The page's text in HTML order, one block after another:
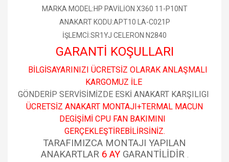
MARKA MODEL:HP PAVİLİON X360 11-P10NT
ANAKART KODU:APT10 LA-C021P
İŞLEMCİ:SR1YJ CELERON N2840
GARANTİ KOŞULLARI
BİLGİSAYARINIZI ÜCRETSİZ OLARAK ANLAŞMALI
KARGOMUZ İLE
GÖNDERİP SERVİSİMİZDE ESKİ ANAKART KARŞILIGI
ÜCRETSİZ ANAKART MONTAJI+TERMAL MACUN
DEGİŞİMİ CPU FAN BAKIMINI
GERÇEKLEŞTİREBİLİRSİNİZ.
TARAFIMIZCA MONTAJI YAPILAN
ANAKARTLAR 6 AYGARANTİLİDİR